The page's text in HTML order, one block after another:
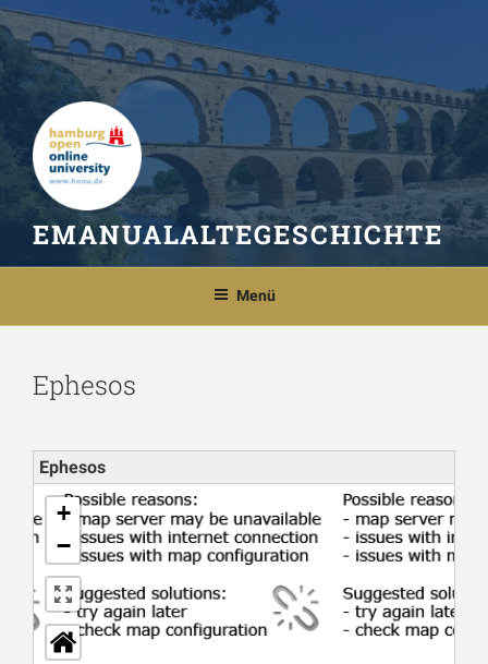
Zum
Inhalt
springen
EMANUALALTEGESCHICHTE
Menü
Ephesos
Ephesos
+
−